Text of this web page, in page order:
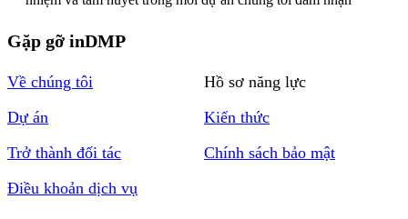
Gặp gỡ inDMP
Về chúng tôi
Hồ sơ năng lực
Dự án
Kiến thức
Trở thành đối tác
Chính sách bảo mật
Điều khoản dịch vụ